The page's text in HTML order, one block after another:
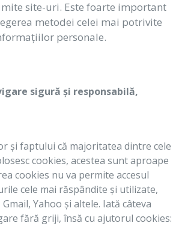
site-uri. Este foarte important
metodei celei mai potrivite
personale.
sigură și responsabilă,
și faptului că majoritatea dintre cele
cookies, acestea sunt aproape
cookies nu va permite accesul
cele mai răspândite și utilizate,
Yahoo și altele. Iată câteva
fără griji, însă cu ajutorul cookies: